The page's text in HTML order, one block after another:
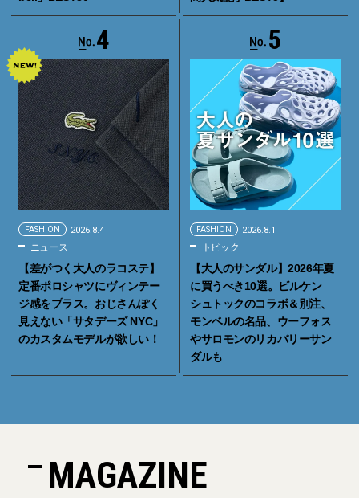
4
FASHION 2026.8.4
ニュース
【差がつく大人のラコステ】
定番ポロシャツにヴィンテー
ジ感をプラス。おじさんぽく
見えない「サタデーズ NYC」
のカスタムモデルが欲しい！
5
FASHION 2026.8.1
トピック
【大人のサンダル】2026年夏
に買うべき10選。ビルケン
シュトックのコラボ＆別注、
モンベルの名品、ウーフォス
やサロモンのリカバリーサン
ダルも
MAGAZINE